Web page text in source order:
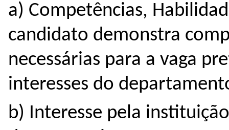
a) Competências,
candidato demonstra
necessárias para a vaga
interesses do
b) Interesse pela